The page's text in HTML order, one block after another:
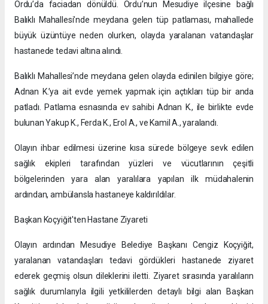
Ordu’da faciadan dönüldü. Ordu’nun Mesudiye ilçesine bağlı
Balıklı Mahallesi’nde meydana gelen tüp patlaması, mahallede
büyük üzüntüye neden olurken, olayda yaralanan vatandaşlar
hastanede tedavi altına alındı.
Balıklı Mahallesi’nde meydana gelen olayda edinilen bilgiye göre;
Adnan K.’ya ait evde yemek yapmak için açtıkları tüp bir anda
patladı. Patlama esnasında ev sahibi Adnan K., ile birlikte evde
bulunan Yakup K., Ferda K., Erol A., ve Kamil A., yaralandı.
Olayın ihbar edilmesi üzerine kısa sürede bölgeye sevk edilen
sağlık ekipleri tarafından yüzleri ve vücutlarının çeşitli
bölgelerinden yara alan yaralılara yapılan ilk müdahalenin
ardından, ambülansla hastaneye kaldırıldılar.
Başkan Koçyiğit'ten Hastane Ziyareti
​Olayın ardından Mesudiye Belediye Başkanı Cengiz Koçyiğit,
yaralanan vatandaşları tedavi gördükleri hastanede ziyaret
ederek geçmiş olsun dileklerini iletti. Ziyaret sırasında yaralıların
sağlık durumlarıyla ilgili yetkililerden detaylı bilgi alan Başkan